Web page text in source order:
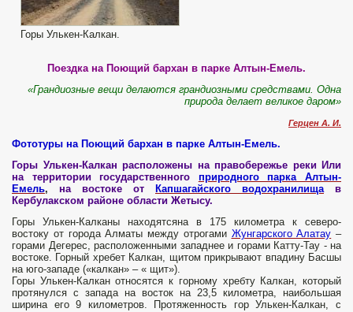
Горы Улькен-Калкан.
Поездка на Поющий бархан в парке Алтын-Емель.
«Грандиозные вещи делаются грандиозными средствами. Одна
природа делает великое даром»
Герцен А. И.
Фототуры на Поющий бархан в парке Алтын-Емель.
Горы Улькен-Калкан расположены на правобережье реки Или
на территории государственного
природного парка Алтын-
Емель, на востоке от Капшагайского водохранилища
в
Кербулакском районе области Жетысу.
Горы Улькен-Калканы находятсяна в 175 километра к северо-
востоку от города Алматы между отрогами Жунгарского Алатау –
горами Дегерес, расположенными западнее и горами Катту-Тау - на
востоке. Горный хребет Калкан, щитом прикрывают впадину Басшы
на юго-западе («калкан» – « щит»).
Горы Улькен-Калкан относятся к горному хребту Калкан, который
протянулся с запада на восток на 23,5 километра, наибольшая
ширина его 9 километров. Протяженность гор Улькен-Калкан, с